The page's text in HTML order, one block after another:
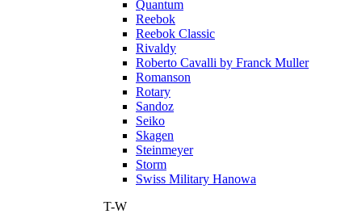
Quantum
Reebok
Reebok Classic
Rivaldy
Roberto Cavalli by Franck Muller
Romanson
Rotary
Sandoz
Seiko
Skagen
Steinmeyer
Storm
Swiss Military Hanowa
T-W